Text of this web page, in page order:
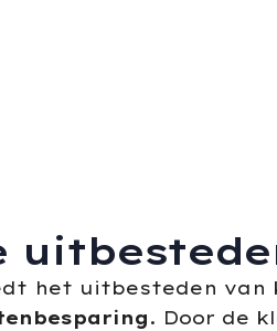
het uitbesteden
. Door de